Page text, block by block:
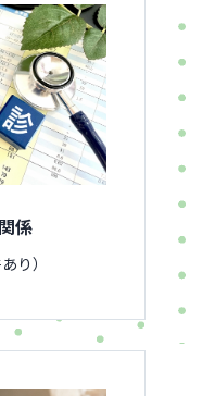
係
り）